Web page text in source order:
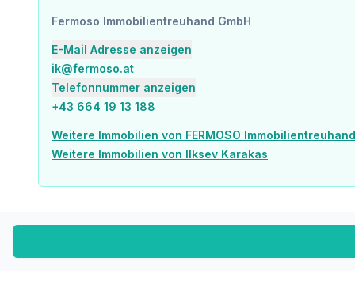
Fermoso Immobilientreuhand GmbH
E-Mail Adresse anzeigen
ik@fermoso.at
Telefonnummer anzeigen
+43 664 19 13 188
Weitere Immobilien von FERMOSO
Weitere Immobilien von Ilksev Karakas